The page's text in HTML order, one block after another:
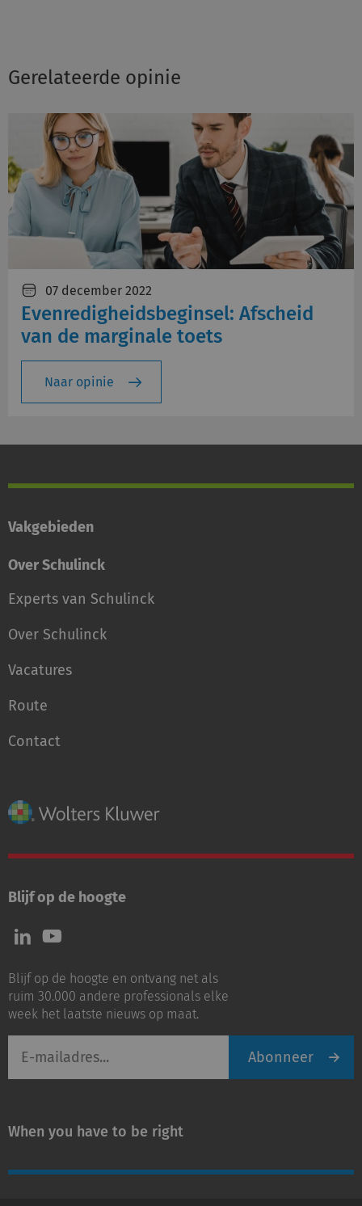
Gerelateerde opinie
07 december 2022
Evenredigheidsbeginsel: Afscheid
van de marginale toets
Naar opinie
Vakgebieden
Over Schulinck
Experts van Schulinck
Over Schulinck
Vacatures
Route
Contact
Blijf op de hoogte
Volg
ons
LinkedIn
Volg
ons
Youtube
Blijf op de hoogte en ontvang net als
ruim 30.000 andere professionals elke
week het laatste nieuws op maat.
mailadres
Abonneer
When you have to be right